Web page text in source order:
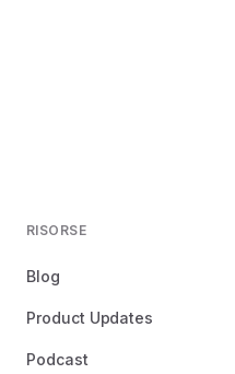
RISORSE
Blog
Product Updates
Podcast